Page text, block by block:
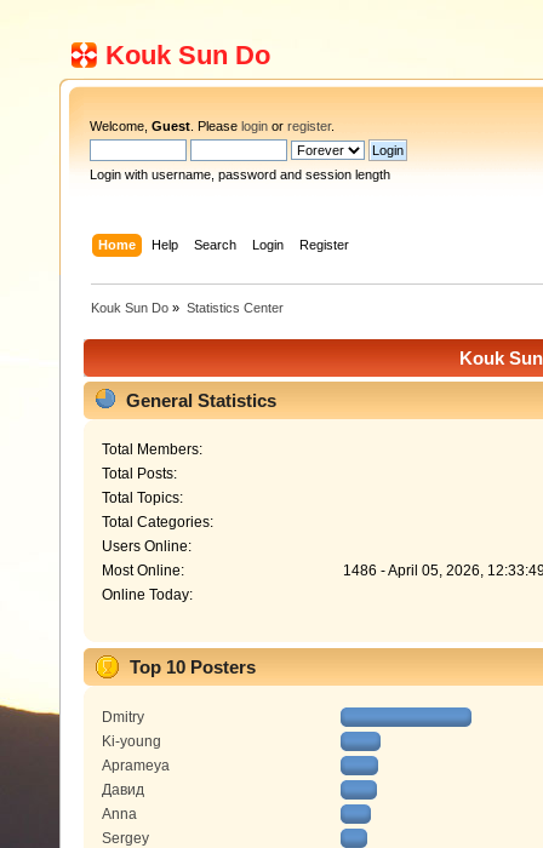
Kouk Sun Do
Welcome, Guest . Please login or register.
Login with username, password and session length
Home Help Search Login Register
Kouk Sun Do » Statistics Center
Kouk
General Statistics
Total Members:
Total Posts:
Total Topics:
Total Categories:
Users Online:
Most Online:
1486 - April 05, 2026,
Online Today:
Top 10 Posters
Dmitry
Ki-young
Aprameya
Давид
Anna
Sergey